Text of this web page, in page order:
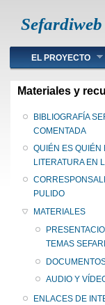
Sefardiweb
Main menu
EL PROYECTO
Materiales y
BIBLIOGRAFÍA
COMENTADA
QUIÉN ES QUIÉN
LITERATURA EN
PULIDO
MATERIALES
TEMAS
AUDIO Y
ENLACES DE